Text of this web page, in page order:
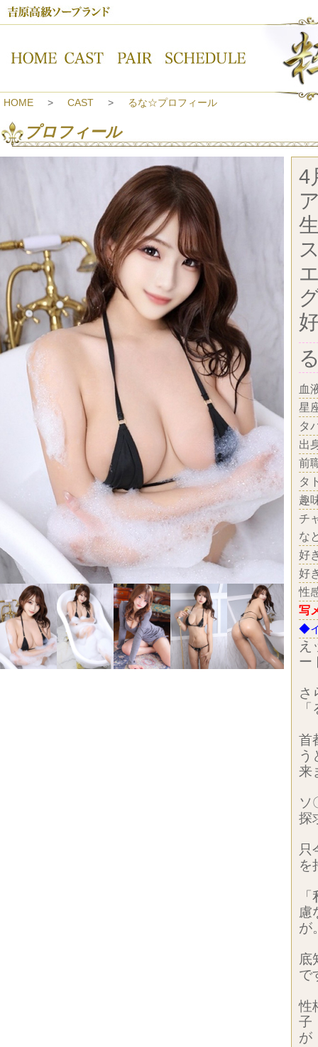
吉原高級ソープランド【粋美-すいび-】るな☆プロフィール
HOME CAST るな☆プロフィール
プロフィール
4
血
星
タ
出
前
タ
趣
チ
な
好
好
性
写
◆
え
ー
さ
首
う
来
ソ
探
只
を
慮
が
底
で
性
子
が